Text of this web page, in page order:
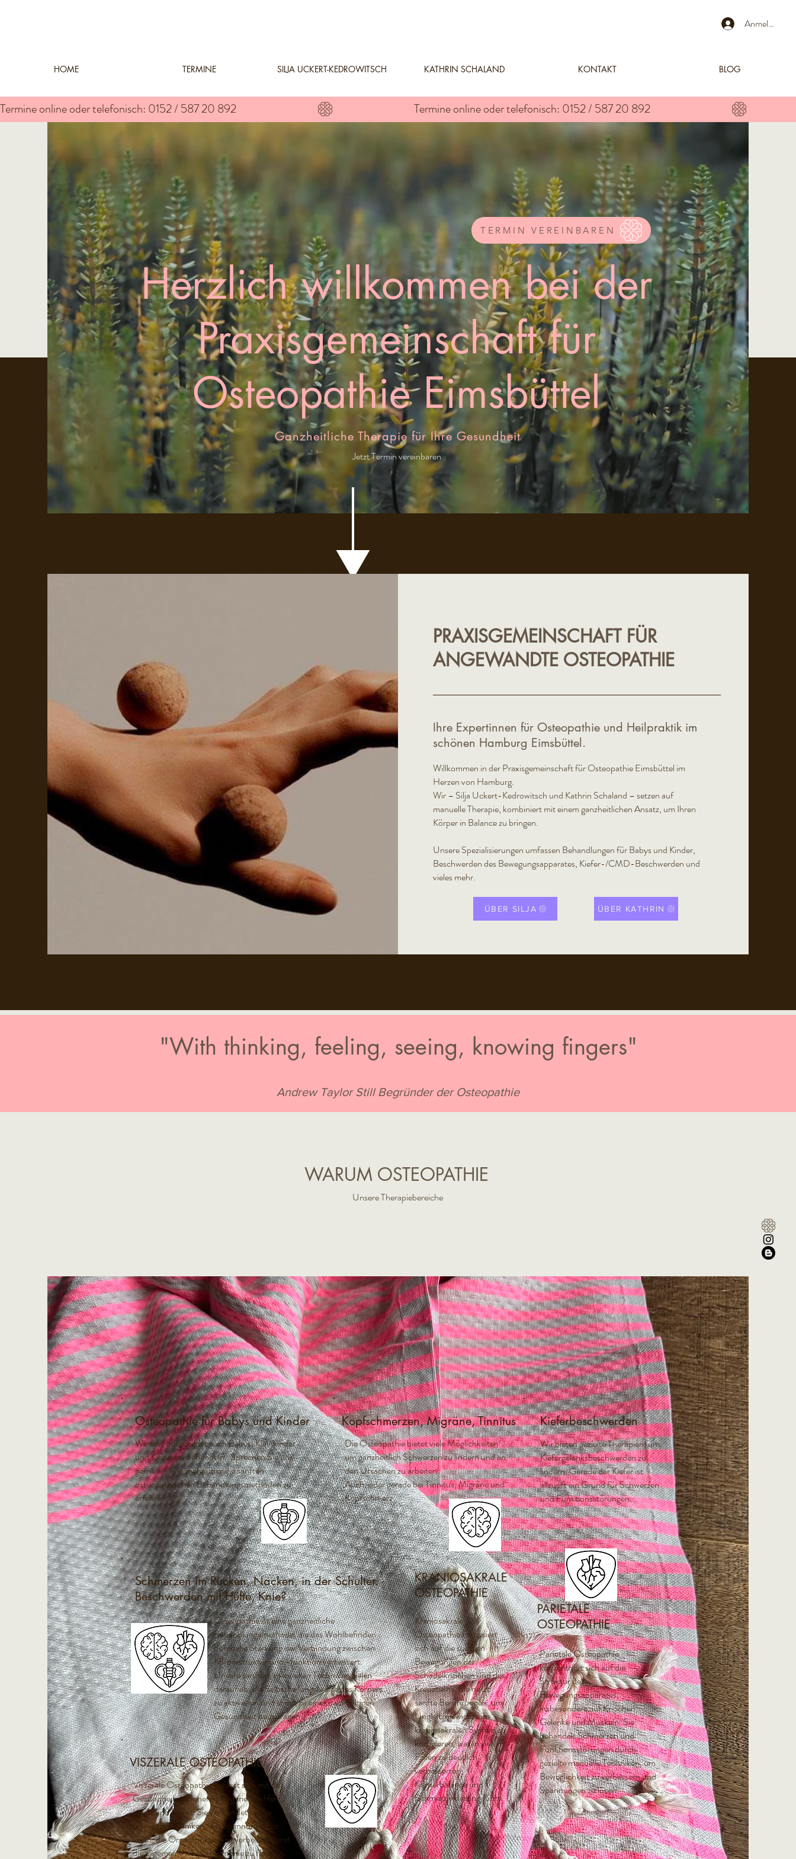
Anmelden
HOME TERMINE SILJA UCKERT-KEDROWITSCH KATHRIN SCHALAND KONTAKT BLOG
Termine online oder telefonisch: 0152 / 587 20 892
TERMIN VEREINBAREN
Herzlich willkommen bei der
Praxisgemeinschaft für
Osteopathie Eimsbüttel
Ganzheitliche Therapie für Ihre Gesundheit
Jetzt Termin vereinbaren
PRAXISGEMEINSCHAFT FÜR
ANGEWANDTE OSTEOPATHIE
Ihre Expertinnen für Osteopathie und Heilpraktik im
schönen Hamburg Eimsbüttel.
Willkommen in der Praxisgemeinschaft für Osteopathie Eimsbüttel im
Herzen von Hamburg.
Wir – Silja Uckert-Kedrowitsch und Kathrin Schaland – setzen auf
manuelle Therapie, kombiniert mit einem ganzheitlichen Ansatz, um Ihren
Körper in Balance zu bringen.
Unsere Spezialisierungen umfassen Behandlungen für Babys und Kinder,
Beschwerden des Bewegungsapparates, Kiefer-/CMD-Beschwerden und
vieles mehr.
ÜBER SILJA ÜBER KATHRIN
"With thinking, feeling, seeing, knowing fingers"
Andrew Taylor Still Begründer der Osteopathie
WARUM OSTEOPATHIE
Unsere Therapiebereiche
Osteopathie für Babys und Kinder
Wir sind ausgebildet auch Babys, Kleinkinder
und Kinder zu behandeln. Sprechen Sie uns
gerne an, um mehr über die sanften
osteopathischen Behandlungsmethoden zu
erfahren..
Kopfschmerzen, Migräne, Tinnitus
Die Osteopathie bietet viele Möglichkeiten
um ganzheitlich Schwerzen zu lindern und an
den Ursachen zu arbeiten.
Auch, oder gerade bei Tinnitus, Migräne und
Kopfschmerz.
Kieferbeschwerden
Wir bieten gezielte Therapien, um
Kiefergelenksbeschwerden zu
lindern. Gerade der Kiefer ist
allzuoft ein Grund für Schwerzen
und Funktionsstörungen.
Schmerzen im Rücken, Nacken, in der Schulter.
Beschwerden mit Hüfte, Knie?
Osteopathie ist eine ganzheitliche
Behandlungsmethode, die das Wohlbefinden
durch die Stärkung der Verbindung zwischen
Körperstruktur und -funktion verbessert.
Unsere sanften, manuellen Techniken zielen
darauf ab, die Selbstheilungskräfte des Körpers
zu aktivieren und somit zu einer nachhaltigen
Gesundheit beizutragen.
KRANIOSAKRALE
OSTEOPATHIE
Kraniosakrale
Osteopathie fokussiert
sich auf die subtilen
Bewegungen der
Schädelknochen und des
Kreuzbeins. Sie nutzt
sanfte Berührungen, um
Ungleichgewichte im
kraniosakralen System zu
korrigieren, was in vielen
Fällen zu deutlich
verbesserter
Körperbalance und
Schmerzlinderung führt.
PARIETALE
OSTEOPATHIE
Parietale Osteopathie
konzentriert sich auf die
Struktur des
Bewegungsapparates,
insbesondere auf Knochen,
Gelenke und Muskeln. Sie
behandelt Schmerzen und
Funktionsstörungen durch
gezielte manuelle Techniken, um
Beweglichkeit zu verbessern und
Spannungen zu lösen.
VISZERALE OSTEOPATHIE
Viszerale Osteopathie befasst sich mit der
Gesundheit der inneren Organe wie Herz,
Leber und Darm. Sie verwendet sanfte
manuelle Techniken, um Spannungen zu
lösen, die Organfunktion zu verbessern und
die allgemeine Körperharmonie zu fördern.